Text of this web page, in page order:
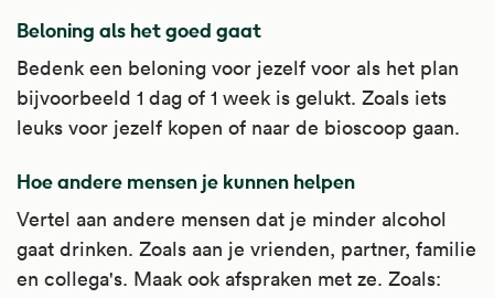
Beloning als het goed gaat
Bedenk een beloning voor jezelf voor als het plan
bijvoorbeeld 1 dag of 1 week is gelukt. Zoals iets
leuks voor jezelf kopen of naar de bioscoop gaan.
Hoe andere mensen je kunnen helpen
Vertel aan andere mensen dat je minder alcohol
gaat drinken. Zoals aan je vrienden, partner, familie
en collega's. Maak ook afspraken met ze. Zoals: